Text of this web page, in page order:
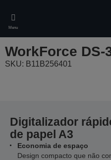
main
content
Menu
WorkForce DS-
SKU: B11B256401
Digitalizador
de papel A3
Economia de espaço
Design compacto que não